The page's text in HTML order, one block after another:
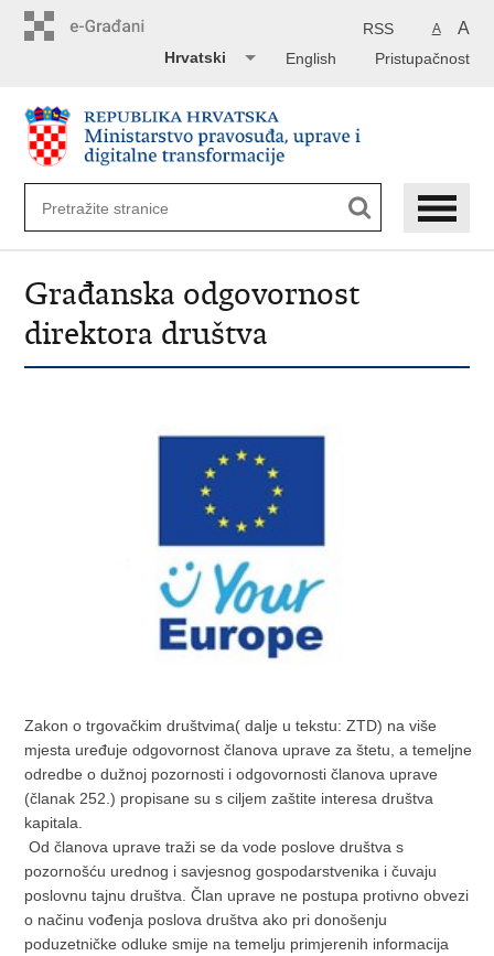
A A
RSS
Pristupačnost
English
Hrvatski
Građanska odgovornost
direktora društva
Zakon o trgovačkim društvima( dalje u tekstu: ZTD) na više
mjesta uređuje odgovornost članova uprave za štetu, a temeljne
odredbe o dužnoj pozornosti i odgovornosti članova uprave
(članak 252.) propisane su s ciljem zaštite interesa društva
kapitala.
Od članova uprave traži se da vode poslove društva s
pozornošću urednog i savjesnog gospodarstvenika i čuvaju
poslovnu tajnu društva. Član uprave ne postupa protivno obvezi
o načinu vođenja poslova društva ako pri donošenju
poduzetničke odluke smije na temelju primjerenih informacija